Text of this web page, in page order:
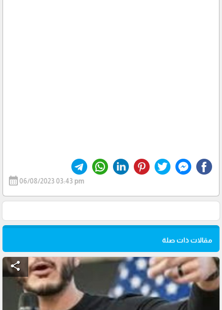
calendar_month06/08/2023 03:43 pm
مقالات ذات صلة
share